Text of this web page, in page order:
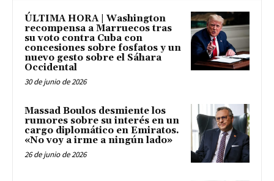
ÚLTIMA HORA | Washington
recompensa a Marruecos tras
su voto contra Cuba con
concesiones sobre fosfatos y un
nuevo gesto sobre el Sáhara
Occidental
30 de junio de 2026
Massad Boulos desmiente los
rumores sobre su interés en un
cargo diplomático en Emiratos.
«No voy a irme a ningún lado»
26 de junio de 2026